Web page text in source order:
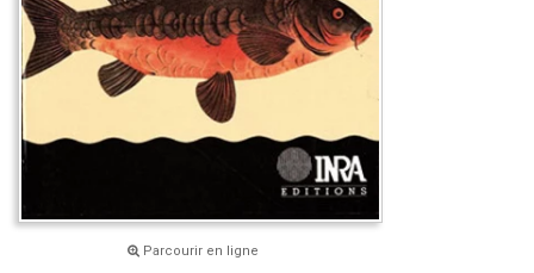
Parcourir en ligne